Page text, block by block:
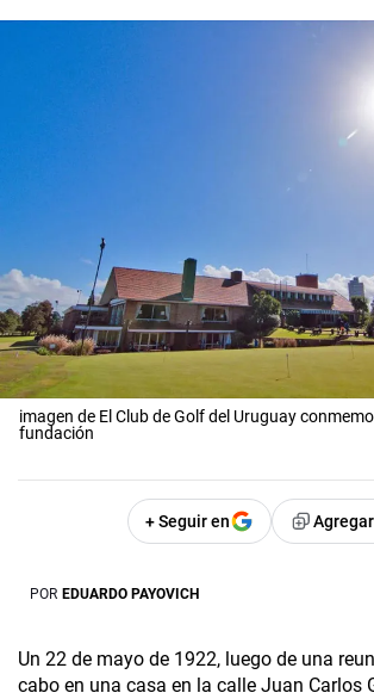
imagen de El Club de Golf del Uruguay
fundación
+ Seguir en
POR EDUARDO PAYOVICH
Un 22 de mayo de 1922, luego de una
cabo en una casa en la calle Juan Carlos